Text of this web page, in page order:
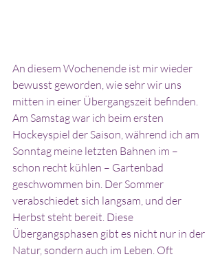
An diesem Wochenende ist mir wieder
bewusst geworden, wie sehr wir uns
mitten in einer Übergangszeit befinden.
Am Samstag war ich beim ersten
Hockeyspiel der Saison, während ich am
Sonntag meine letzten Bahnen im –
schon recht kühlen – Gartenbad
geschwommen bin. Der Sommer
verabschiedet sich langsam, und der
Herbst steht bereit. Diese
Übergangsphasen gibt es nicht nur in der
Natur, sondern auch im Leben. Oft